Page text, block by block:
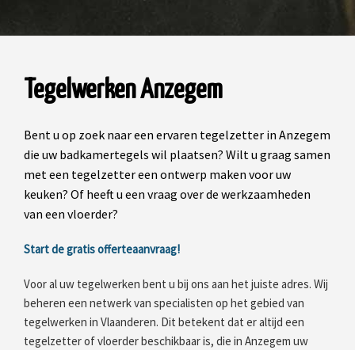
Tegelwerken Anzegem
Bent u op zoek naar een ervaren tegelzetter in Anzegem
die uw badkamertegels wil plaatsen? Wilt u graag samen
met een tegelzetter een ontwerp maken voor uw
keuken? Of heeft u een vraag over de werkzaamheden
van een vloerder?
Start de gratis offerteaanvraag!
Voor al uw tegelwerken bent u bij ons aan het juiste adres. Wij
beheren een netwerk van specialisten op het gebied van
tegelwerken in Vlaanderen. Dit betekent dat er altijd een
tegelzetter of vloerder beschikbaar is, die in Anzegem uw